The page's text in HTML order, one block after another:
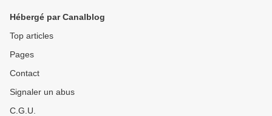
Hébergé par Canalblog
Top articles
Pages
Contact
Signaler un abus
C.G.U.